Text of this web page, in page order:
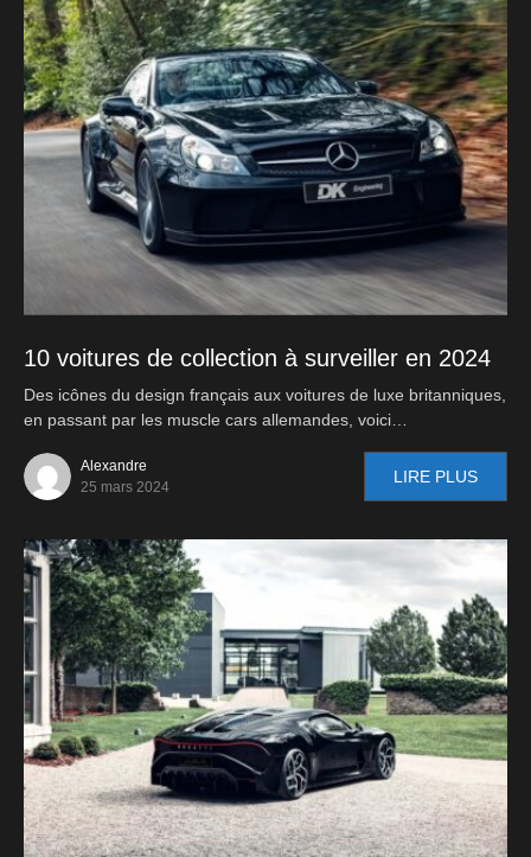
10 voitures de collection à surveiller en 2024
Des icônes du design français aux voitures de luxe britanniques,
en passant par les muscle cars allemandes, voici…
Alexandre
25 mars 2024
LIRE PLUS